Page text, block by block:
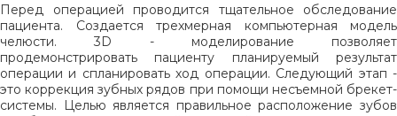
Перед операцией проводится тщательное обследование
пациента. Создается трехмерная компьютерная модель
челюсти. 3D - моделирование позволяет
продемонстрировать пациенту планируемый результат
операции и спланировать ход операции. Следующий этап -
это коррекция зубных рядов при помощи несъемной брекет-
системы. Целью является правильное расположение зубов